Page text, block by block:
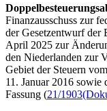
Finanzausschuss zur
der Gesetzentwurf der
April 2025 zur
den Niederlanden zur
Gebiet der Steuern
11. Januar 2016
Fassung (21/1903